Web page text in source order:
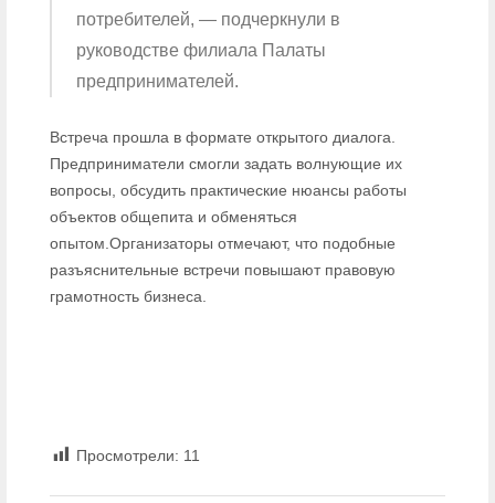
потребителей, — подчеркнули в
руководстве филиала Палаты
предпринимателей.
Встреча прошла в формате открытого диалога.
Предприниматели смогли задать волнующие их
вопросы, обсудить практические нюансы работы
объектов общепита и обменяться
опытом.Организаторы отмечают, что подобные
разъяснительные встречи повышают правовую
грамотность бизнеса.
Просмотрели: 11